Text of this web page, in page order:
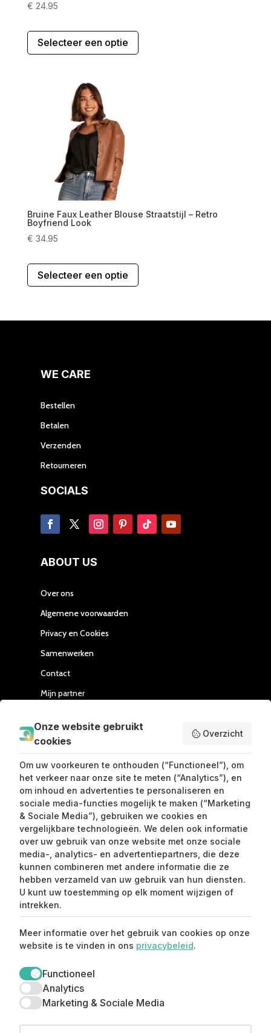
€ 24.95
Selecteer een optie
heeft
Bruine Faux Leather Blouse Straatstijl – Retro
Boyfriend Look
€ 34.95
Selecteer een optie
heeft
WE CARE
Bestellen
Betalen
Verzenden
Retourneren
SOCIALS
ABOUT US
Over ons
Algemene voorwaarden
Privacy en Cookies
Samenwerken
Contact
Mijn partner
SEND ME LOVE LETTERS
Claim mijn 15%
korting ⚡️
eerste aankoop.
Onze website gebruikt
cookies
Overzicht
Om uw voorkeuren te onthouden (“Functioneel”), om
het verkeer naar onze site te meten (“Analytics”), en
om inhoud en advertenties te personaliseren en
sociale media-functies mogelijk te maken (“Marketing
& Sociale Media”), gebruiken we cookies en
vergelijkbare technologieën. We delen ook informatie
over uw gebruik van onze website met onze sociale
media-, analytics- en advertentiepartners, die deze
kunnen combineren met andere informatie die ze
hebben verzameld van uw gebruik van hun diensten.
U kunt uw toestemming op elk moment wijzigen of
intrekken.
Meer informatie over het gebruik van cookies op onze
website is te vinden in ons privacybeleid.
Functioneel
Analytics
Marketing & Sociale Media